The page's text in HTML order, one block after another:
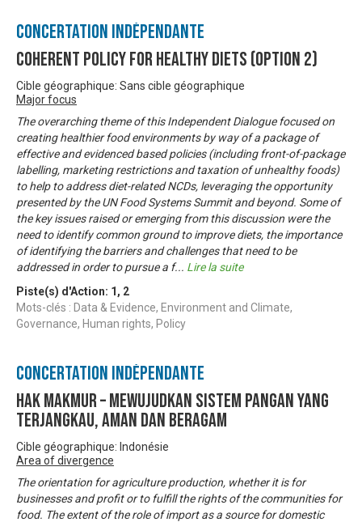
Concertation Indépendante
Coherent Policy for Healthy Diets (Option 2)
Cible géographique: Sans cible géographique
Major focus
The overarching theme of this Independent Dialogue focused on
creating healthier food environments by way of a package of
effective and evidenced based policies (including front-of-package
labelling, marketing restrictions and taxation of unhealthy foods)
to help to address diet-related NCDs, leveraging the opportunity
presented by the UN Food Systems Summit and beyond. Some of
the key issues raised or emerging from this discussion were the
need to identify common ground to improve diets, the importance
of identifying the barriers and challenges that need to be
addressed in order to pursue a f... Lire la suite
Piste(s) d'Action: 1 , 2
Mots-clés : Data & Evidence, Environment and Climate,
Governance, Human rights, Policy
Concertation Indépendante
Hak MakMur – Mewujudkan Sistem Pangan yang
Terjangkau, Aman dan Beragam
Cible géographique: Indonésie
Area of divergence
The orientation for agriculture production, whether it is for
businesses and profit or to fulfill the rights of the communities for
food. The extent of the role of import as a source for domestic